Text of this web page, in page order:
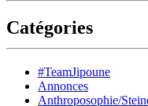
Catégories
#TeamJipoune
Annonces
Anthroposophie/